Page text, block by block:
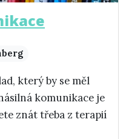
který by se měl
komunikace je
znát třeba z terapií